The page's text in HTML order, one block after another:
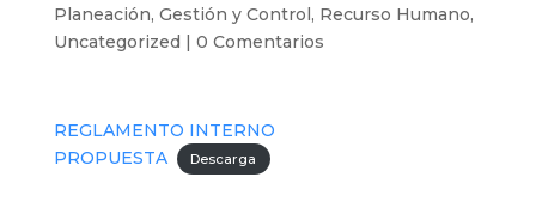
Planeación, Gestión y Control, Recurso Humano,
Uncategorized | 0 Comentarios
REGLAMENTO INTERNO
PROPUESTA
Descarga